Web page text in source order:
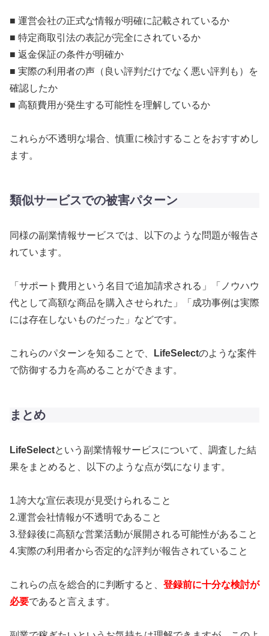
■ 運営会社の正式な情報が明確に記載されているか
■ 特定商取引法の表記が完全にされているか
■ 返金保証の条件が明確か
■ 実際の利用者の声（良い評判だけでなく悪い評判も）を
確認したか
■ 高額費用が発生する可能性を理解しているか
これらが不透明な場合、慎重に検討することをおすすめし
ます。
類似サービスでの被害パターン
同様の副業情報サービスでは、以下のような問題が報告さ
れています。
「サポート費用という名目で追加請求される」「ノウハウ
代として高額な商品を購入させられた」「成功事例は実際
には存在しないものだった」などです。
これらのパターンを知ることで、 LifeSelectのような案件
で防御する力を高めることができます。
まとめ
LifeSelectという副業情報サービスについて、調査した結
果をまとめると、以下のような点が気になります。
1.誇大な宣伝表現が見受けられること
2.運営会社情報が不透明であること
3.登録後に高額な営業活動が展開される可能性があること
4.実際の利用者から否定的な評判が報告されていること
これらの点を総合的に判断すると、 登録前に十分な検討が
必要であると言えます。